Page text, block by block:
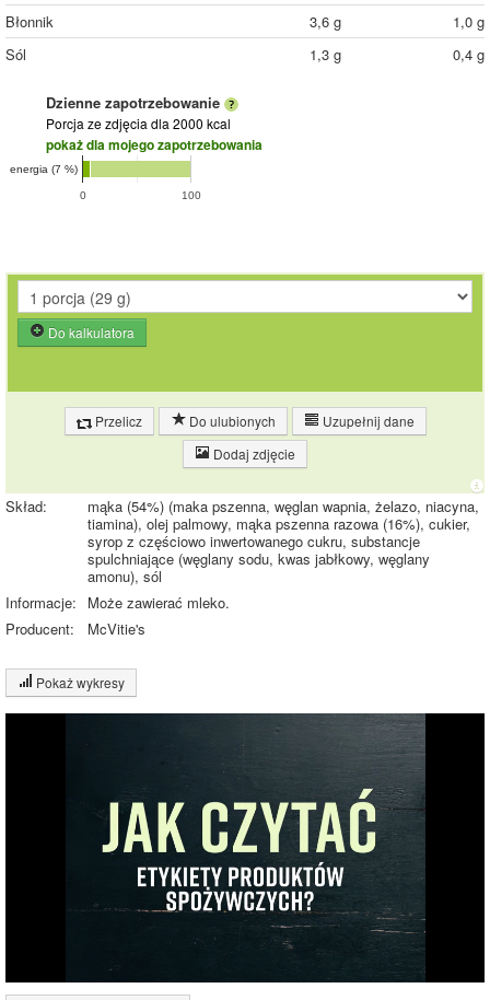
Błonnik
3,6 g
1,0 g
Sól
1,3 g 0,4 g
Dzienne zapotrzebowanie
Porcja ze zdjęcia dla 2000 kcal
pokaż dla mojego zapotrzebowania
0 100
energia (7 %)
Do kalkulatora
Przelicz Do ulubionych
Uzupełnij dane
Dodaj zdjęcie
Skład:
mąka (54%) (maka pszenna, węglan wapnia, żelazo, niacyna,
tiamina), olej palmowy, mąka pszenna razowa (16%), cukier,
syrop z częściowo inwertowanego cukru, substancje
spulchniające (węglany sodu, kwas jabłkowy, węglany
amonu), sól
Informacje:
Może zawierać mleko.
Producent:
McVitie's
Pokaż wykresy
Wykres składu produktu
Węglowodany
Sól (1%)
Pozostałe (7%)